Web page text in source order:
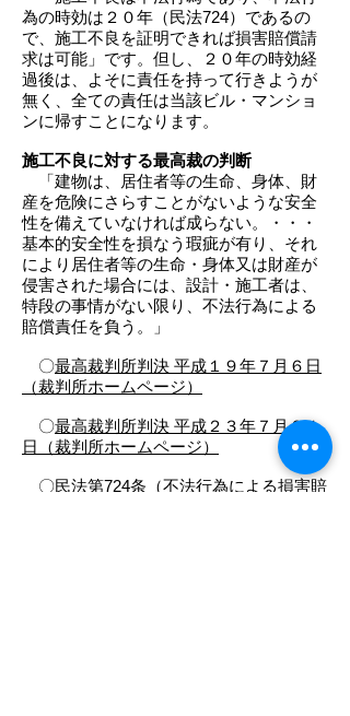
為の時効は２０年（民法724）であるの
で、施工不良を証明できれば損害賠償請
求は可能」です。但し、２０年の時効経
過後は、よそに責任を持って行きようが
無く、全ての責任は当該ビル・マンショ
ンに帰すことになります。
施工不良に対する最高裁の判断
「建物は、居住者等の生命、身体、財
産を危険にさらすことがないような安全
性を備えていなければ成らない。・・・
基本的安全性を損なう瑕疵が有り、それ
により居住者等の生命・身体又は財産が
侵害された場合には、設計・施工者は、
特段の事情がない限り、不法行為による
賠償責任を負う。」
〇最高裁判所判決 平成１９年７月６日
（裁判所ホームページ）
〇最高裁判所判決 平成２３年７月２１
日（裁判所ホームページ）
〇民法第724条（不法行為による損害賠